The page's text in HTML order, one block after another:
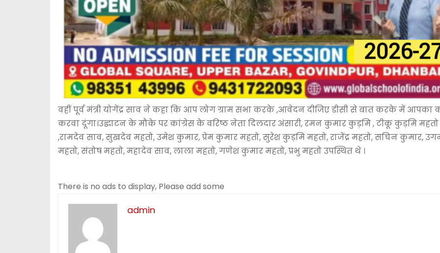
वहीं पूर्व मंत्री योगेंद्र साव ने कहा कि आप लोग ग्राम सभा करके ,आवेदन दीजिए डीसी से बात करके में आपका
करवा दूंगा।उद्घाटन के मौके पर कांग्रेस के वरिष्ठ नेता दिलदार अंसारी, रमन कुमार कुड़मि , टीकू कुड़मि महतो
,रामदेव साव, सुखदेव महतो, उमेश कुमार, प्रेम कुमार महतो, सुरेश कुड़मि महतो, राजेंद्र महतो, सचिन कुमार,
महतो, संतोष महतो, महादेव साव, लाला महतो, गणेश कुमार महतो, प्रभु महतो उपस्थित थे ।
There is no ads to display, Please add some
admin